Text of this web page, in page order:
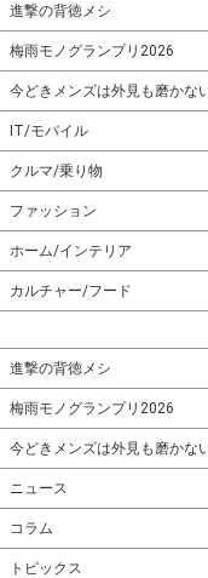
進撃の背徳メシ
梅雨モノグランプリ2026
今どきメンズは外見も磨かな
IT/モバイル
クルマ/乗り物
ファッション
ホーム/インテリア
カルチャー/フード
進撃の背徳メシ
梅雨モノグランプリ2026
今どきメンズは外見も磨かな
ニュース
コラム
トピックス